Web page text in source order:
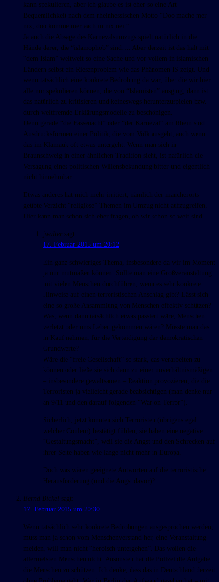
kann spekulieren, aber ich glaube es ist eher so eine Art
Bequemlichkeit nach dem rheinhessischen Motto “Doo mache mer
nix, doo komme mer aach in nix nei.”
Ja auch die Absage des Karnevalsumzugs spielt natürlich in die
Hände derer, die “islamophob” sind…. Aber derzeit ist das halt mit
“dem Islam” weltweit so eine Sache und vor vollem in islamischen
Ländern selbst ein Riesenproblem wie das Phänomen IS zeigt. Und
wenn tatsächlich eine konkrete Bedrohung da war, über die wir hier
alle nur spekulieren können, die von “Islamisten” ausging, dann ist
das natürlich zu kritisieren und keineswegs herunterzuspielen bzw.
durch weltfremde Erklärungsmodelle zu beschönigen.
Denn gerade “die Fassenacht” oder “der Karneval” am Rhein sind
Ausdrucksformen einer Politik, die vom Volk ausgeht, auch wenn
das im Klamauk oft etwas untergeht. Wenn man sich in
Braunschweig in einer ähnlichen Tradition sieht, ist natürlich die
Versagung eines politischen Willensbekundung bitter und eigentlich
nicht hinnehmbar.
Etwas anderes hat mich mehr irritiert, nämlich der mancherorts
geübte Verzicht “religiöse” Themen im Umzug nicht aufzugreifen.
Hier kann man schon sich eher fragen, ob wir schon so weit sind….
jwalter sagt:
17. Februar 2015 um 20:12
Ein ganz schwieriges Thema, insbesondere da wir im Moment
ja nur mutmaßen können. Sollte man eine Großveranstaltung
mit vielen Menschen durchführen, wenn es sehr konkrete
Hinweise auf einen terroristischen Anschlag gibt? Lässt sich
eine so große Ansammlung von Menschen effektiv schützen?
Was, wenn dann tatsächlich etwas passiert wäre, Menschen
verletzt oder ums Leben gekommen wären? Müsste man das
in Kauf nehmen, für die Verteidigung der demokratischen
Grundwerte?
Wäre die “freie Gesellschaft” so stark, das verarbeiten zu
können oder ließe sie sich dann zu einer unverhältnismäßigen
– insbesondere gewaltsamen – Reaktion provozieren, die die
Terroristen ja vielleicht gerade beabsichtigen (man denke nur
an 9/11 und den darauf folgenden “War on Terror”).
Sicherlich, jetzt könnten sich Terroristen (übrigens egal
welcher Couleur) bestätigt fühlen, sie haben eine negative
“Gestaltungsmacht”, weil sie die Angst und den Schrecken auf
ihrer Seite haben wie lange nicht mehr in Europa.
Doch was wären geeignete Antworten auf die terroristische
Herausforderung (und die Angst davor)?
Bernd Bickel sagt:
17. Februar 2015 um 20:30
Wenn tatsächlich sehr konkrete Bedrohungen ausgesprochen werden,
muss man ja schon vom Menschenverstand her, eine Veranstaltung
meiden, will man nicht “heroisch untergehen”. Das wollen die
allermeisten Menschen nicht. Ansonsten hat die Polizei die Aufgabe
die Menschen zu schützen. Ich denke, dass das in Deutschland derzeit